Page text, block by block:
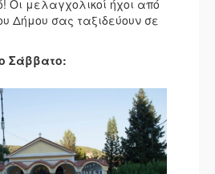
Οι μελαγχολικοί ήχοι από
Δήμου σας ταξιδεύουν σε
Σάββατο: